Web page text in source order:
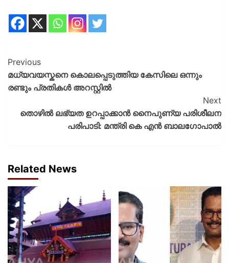
Previous
മധ്യവയസ്കനെ കൊലപ്പെടുത്തിയ കേസിലെ ഒന്നും
രണ്ടും പ്രതികൾ അറസ്റ്റിൽ
Next
തൊഴിൽ ലഭ്യത ഉറപ്പാക്കാൻ നൈപുണ്യ പരിശീലന
പരിപാടി: മന്ത്രി കെ എൻ ബാലഗോപാൽ
Related News